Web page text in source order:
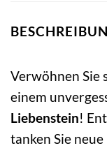
Verwöhnen Sie
einem
Liebenstein!
tanken Sie